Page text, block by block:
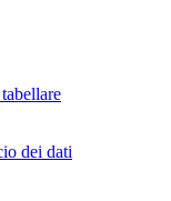
dei dati